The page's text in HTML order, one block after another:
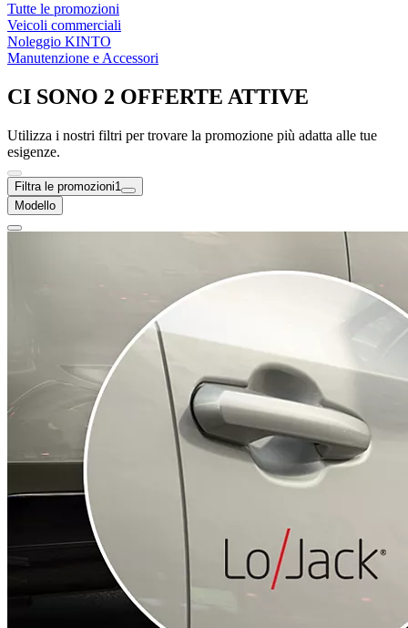
Tutte le promozioni
Veicoli commerciali
Noleggio KINTO
Manutenzione e Accessori
CI SONO 2 OFFERTE ATTIVE
Utilizza i nostri filtri per trovare la promozione più adatta alle tue
esigenze.
Filtra le promozioni1
Modello